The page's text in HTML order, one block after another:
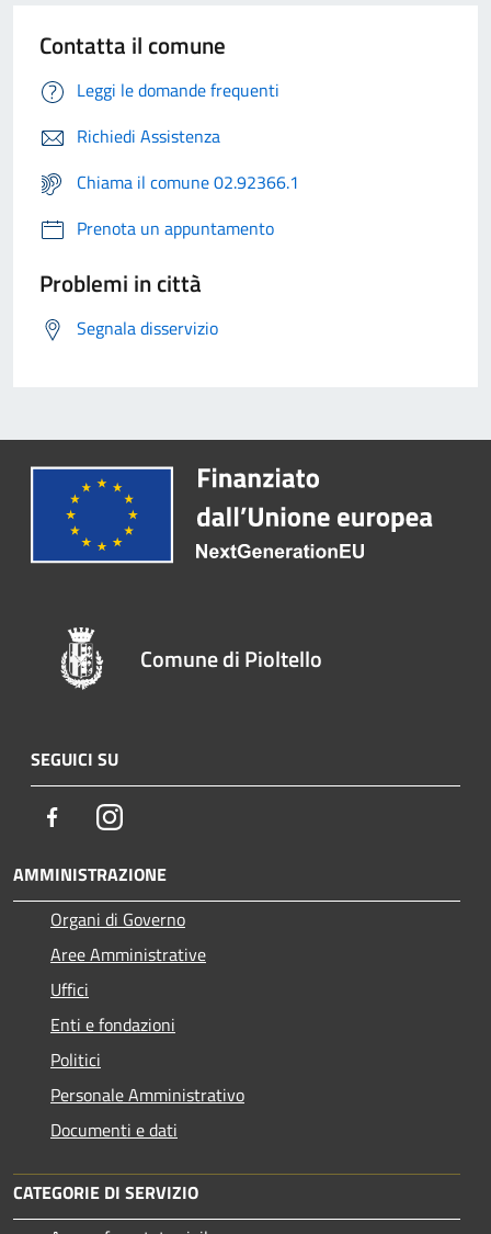
Contatta il comune
Leggi le domande frequenti
Richiedi Assistenza
Chiama il comune 02.92366.1
Prenota un appuntamento
Problemi in città
Segnala disservizio
Comune di Pioltello
SEGUICI SU
FacebookInstagram
AMMINISTRAZIONE
Organi di Governo
Aree Amministrative
Uffici
Enti e fondazioni
Politici
Personale Amministrativo
Documenti e dati
CATEGORIE DI SERVIZIO